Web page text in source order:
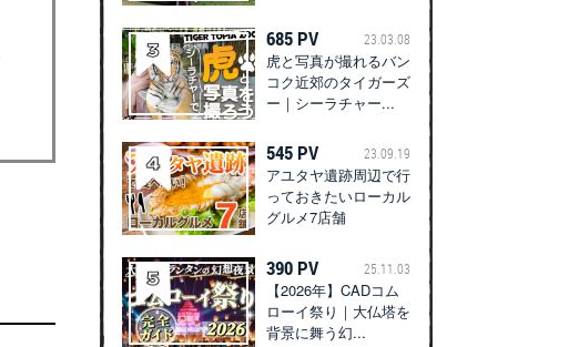
685 PV 23.03.08
虎と写真が撮れるバン
コク近郊のタイガーズ
ー｜シーラチャー...
545 PV 23.09.19
アユタヤ遺跡周辺で行
っておきたいローカル
グルメ7店舗
390 PV 25.11.03
【2026年】CADコム
ローイ祭り｜大仏塔を
背景に舞う幻...